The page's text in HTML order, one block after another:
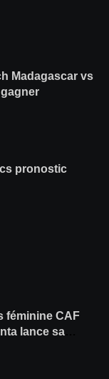
Madagascar vs
pronostic
féminine CAF
lance sa
Gambie